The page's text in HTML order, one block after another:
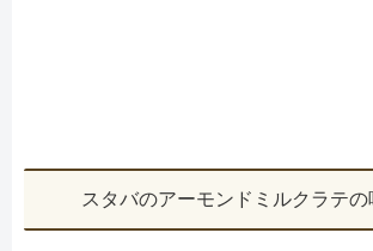
スタバのアーモンドミルクラテ